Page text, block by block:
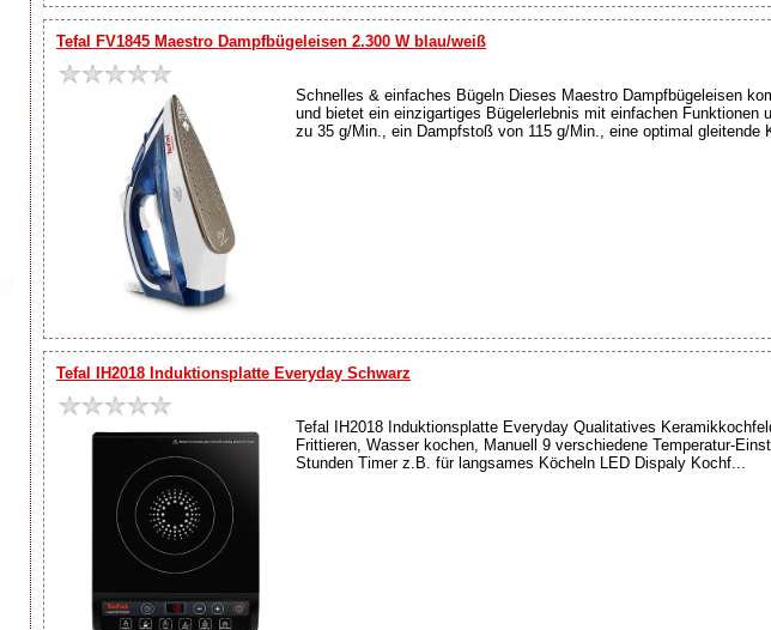
Tefal FV1845 Maestro Dampfbügeleisen 2.300 W blau/weiß
Schnelles & einfaches Bügeln Dieses Maestro Dampfbügeleisen
und bietet ein einzigartiges Bügelerlebnis mit einfachen
zu 35 g/Min., ein Dampfstoß von 115 g/Min., eine optimal gleitende
Tefal IH2018 Induktionsplatte Everyday Schwarz
Tefal IH2018 Induktionsplatte Everyday Qualitatives
Frittieren, Wasser kochen, Manuell 9 verschiedene Temperatur-
Stunden Timer z.B. für langsames Köcheln LED Dispaly Kochf...